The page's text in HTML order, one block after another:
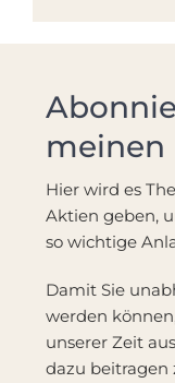
meinen
Hier wird es
Aktien geben,
so wichtige
Damit Sie
werden
unserer Zeit
dazu beitragen